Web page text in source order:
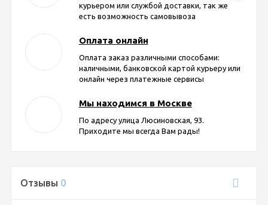
курьером или службой доставки, так же
есть возможность самовывоза
Оплата онлайн
Оплата заказ различными способами:
наличными, банковской картой курьеру или
онлайн через платежные сервисы
Мы находимся в Москве
По адресу улица Люсиновская, 93.
Приходите мы всегда Вам рады!
Отзывы 0